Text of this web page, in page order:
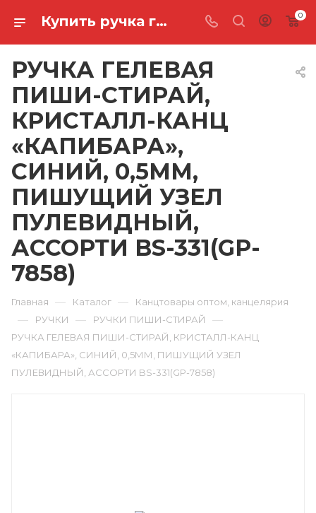
Купить ручка гелевая пиши-стирай, кристалл-канц «капибара», синий, 0,5мм, пишущий узел пулевидный, ассорти BS-331(GP-7858) в Ростове-на-Дону 0
РУЧКА ГЕЛЕВАЯ
ПИШИ-СТИРАЙ,
КРИСТАЛЛ-КАНЦ
«КАПИБАРА»,
СИНИЙ, 0,5ММ,
ПИШУЩИЙ УЗЕЛ
ПУЛЕВИДНЫЙ,
АССОРТИ BS-331(GP-
7858)
Главная — Каталог — Канцтовары оптом, канцелярия
— РУЧКИ — РУЧКИ ПИШИ-СТИРАЙ —
РУЧКА ГЕЛЕВАЯ ПИШИ-СТИРАЙ, КРИСТАЛЛ-КАНЦ
«КАПИБАРА», СИНИЙ, 0,5ММ, ПИШУЩИЙ УЗЕЛ
ПУЛЕВИДНЫЙ, АССОРТИ BS-331(GP-7858)